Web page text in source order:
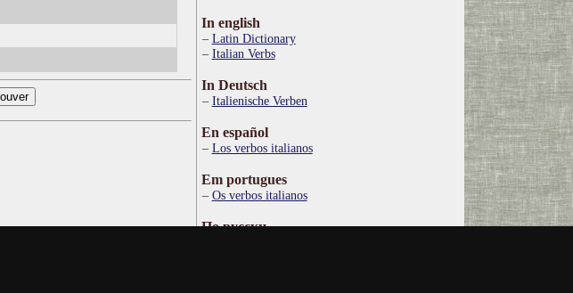
In english
Latin Dictionary
Italian Verbs
In Deutsch
Italienische Verben
En español
Los verbos italianos
Em portugues
Os verbos italianos
По русски